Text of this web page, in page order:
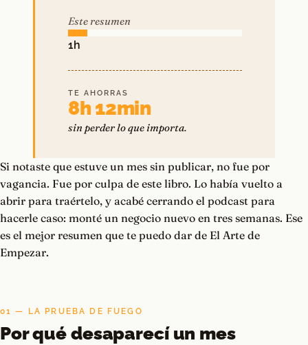
Este resumen
1h
TE AHORRAS
8h 12min
sin perder lo que importa.
Si notaste que estuve un mes sin publicar, no fue por
vagancia. Fue por culpa de este libro. Lo había vuelto a
abrir para traértelo, y acabé cerrando el podcast para
hacerle caso: monté un negocio nuevo en tres semanas. Ese
es el mejor resumen que te puedo dar de El Arte de
Empezar.
01 — LA PRUEBA DE FUEGO
Por qué desaparecí un mes